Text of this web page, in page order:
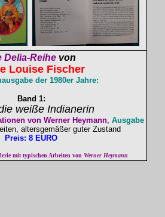
Delia-Reihe von
Louise Fischer
der 1980er Jahre:
Band 1:
weiße Indianerin
von Werner Heymann, Ausgabe
altersgemäßer guter Zustand
Preis: 8 EURO
mit typischen Arbeiten von Werner Heymann